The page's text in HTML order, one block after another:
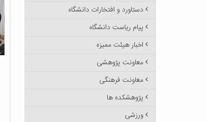
دستاورد و افتخارات دانشگاه
پیام ریاست دانشگاه
اخبار هیئت ممیزه
معاونت پژوهشی
معاونت فرهنگی
پژوهشکده ها
ورزشی